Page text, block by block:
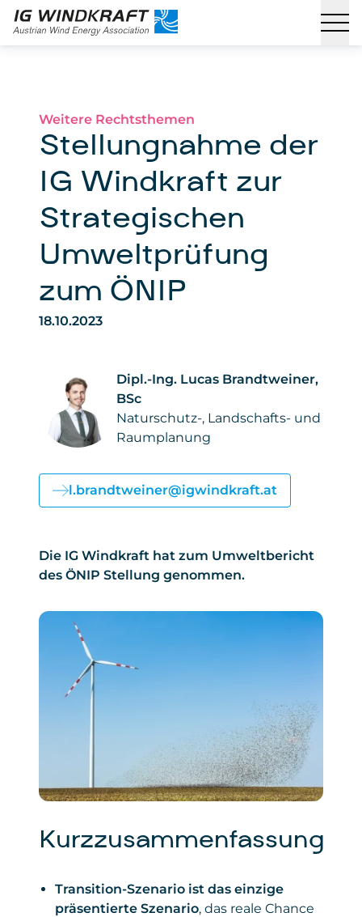
Weitere Rechtsthemen
Stellungnahme der
IG Windkraft zur
Strategischen
Umweltprüfung
zum ÖNIP
18.10.2023
Dipl.-Ing. Lucas Brandtweiner,
BSc
Naturschutz-, Landschafts- und
Raumplanung
l.brandtweiner@igwindkraft.at
Die IG Windkraft hat zum Umweltbericht
des ÖNIP Stellung genommen.
Kurzzusammenfassung
Transition-Szenario ist das einzige
präsentierte Szenario, das reale Chance